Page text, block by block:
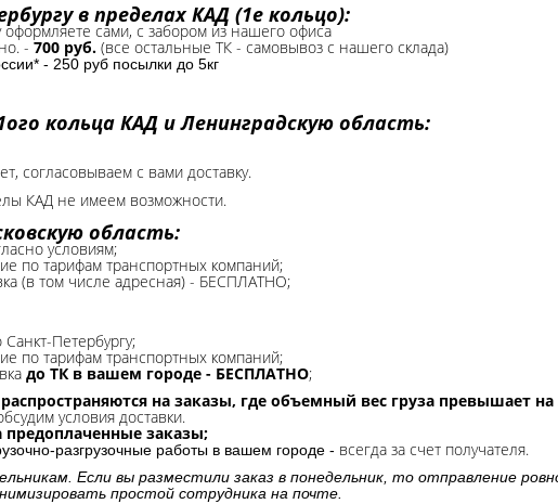
в пределах КАД (1е кольцо):
оформляете сами, с забором из нашего офиса
- 700 руб. (все остальные ТК - самовывоз с нашего склада)
- 250 руб посылки до 5кг
кольца КАД и Ленинградскую область:
согласовываем с вами доставку.
КАД не имеем возможности.​
область:
условиям;
по тарифам транспортных компаний;
(в том числе адресная) - БЕСПЛАТНО;
Петербургу;
по тарифам транспортных компаний;
до ТК в вашем городе - БЕСПЛАТНО;
на заказы, где объемный вес груза превышает
условия доставки.
предоплаченные заказы;
разгрузочные работы в вашем городе - всегда за счет получателя.
Если вы разместили заказ в понедельник, то отправление
простой сотрудника на почте.